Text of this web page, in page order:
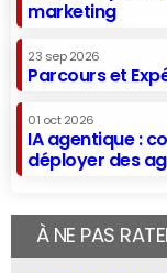
marketing
23 sep 2026
Parcours et
01 oct 2026
IA agentique :
déployer des
À NE PAS